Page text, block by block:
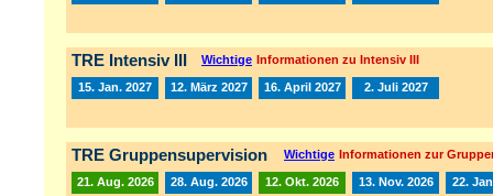
TRE Intensiv III Wichtige Informationen zu Intensiv III
15. Jan. 2027 12. März 2027 16. April 2027 2. Juli 2027
TRE Gruppensupervision Wichtige Informationen zur
21. Aug. 2026 28. Aug. 2026 12. Okt. 2026 13. Nov. 2026
22.